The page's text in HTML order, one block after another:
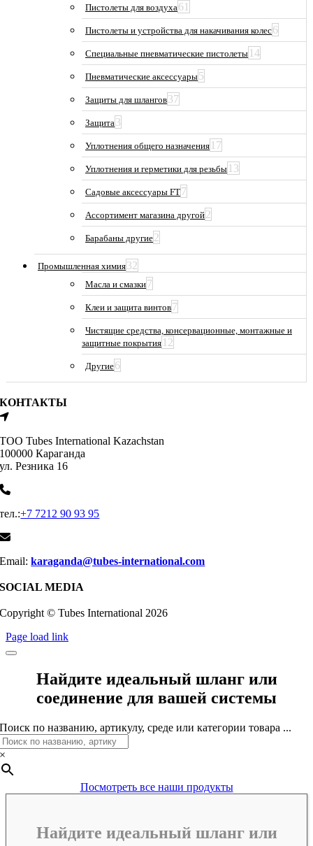
Пистолеты для воздуха61
Пистолеты и устройства для накачивания колес6
Специальные пневматические пистолеты 14
Пневматические аксессуары5
Защиты для шлангов37
Защита3
Уплотнения общего назначения 17
Уплотнения и герметики для резьбы 13
Садовые аксессуары FT7
Ассортимент магазина другой2
Барабаны другие2
Промышленная химия32
Масла и смазки7
Клеи и защита винтов7
Чистящие средства, консервационные, монтажные и
защитные покрытия 12
Другие6
КОНТАКТЫ
ТОО Tubes International Kazachstan
100000 Караганда
ул. Резника 16
тел.:+7 7212 90 93 95
Email:karaganda@tubes-international.com
SOCIAL MEDIA
Copyright © Tubes International 2026
Page load link
Найдите идеальный шланг или
соединение для вашей системы
Поиск по названию, артикулу, среде или категории товара ...
×
Посмотреть все наши продукты
Найдите идеальный шланг или